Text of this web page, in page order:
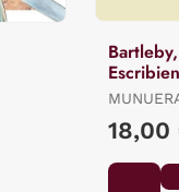
18,00